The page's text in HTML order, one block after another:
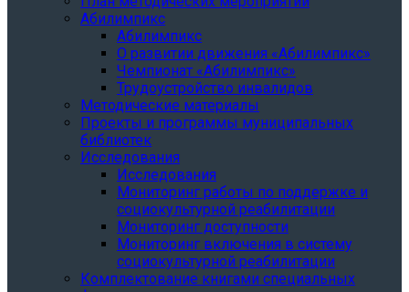
Абилимпикс
Абилимпикс
О развитии движения «Абилимпикс»
Чемпионат «Абилимпикс»
Трудоустройство инвалидов
Методические материалы
Проекты и программы муниципальных
библиотек
Исследования
Исследования
Мониторинг работы по поддержке и
социокультурной реабилитации
Мониторинг доступности
Мониторинг включения в систему
социокультурной реабилитации
Комплектование книгами специальных